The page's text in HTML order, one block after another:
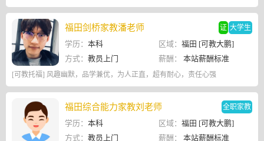
于母语水平。钢琴方面成就非凡
福田剑桥家教潘老师 证 大学生
学历： 本科 区域： 福田 [可教大鹏]
方式： 教员上门 薪酬： 本站薪酬标准
[可教托福] 风趣幽默，品学兼优，为人正直，超有耐心，责任心强
福田综合能力家教刘老师 全职家教
学历： 本科 区域： 福田 [可教大鹏]
方式： 教员上门 薪酬： 本站薪酬标准